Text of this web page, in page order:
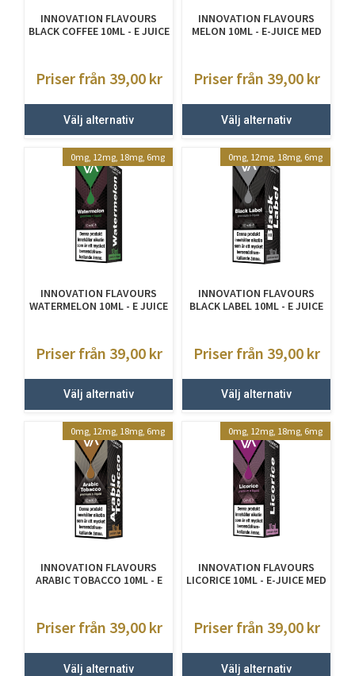
INNOVATION FLAVOURS
BLACK COFFEE 10ML - E JUICE
Priser från 39,00 kr
Välj alternativ
INNOVATION FLAVOURS
MELON 10ML - E-JUICE MED
Priser från 39,00 kr
Välj alternativ
0mg, 12mg, 18mg, 6mg
INNOVATION FLAVOURS
WATERMELON 10ML - E JUICE
Priser från 39,00 kr
Välj alternativ
0mg, 12mg, 18mg, 6mg
INNOVATION FLAVOURS
BLACK LABEL 10ML - E JUICE
Priser från 39,00 kr
Välj alternativ
0mg, 12mg, 18mg, 6mg
INNOVATION FLAVOURS
ARABIC TOBACCO 10ML - E
Priser från 39,00 kr
Välj alternativ
0mg, 12mg, 18mg, 6mg
INNOVATION FLAVOURS
LICORICE 10ML - E-JUICE MED
Priser från 39,00 kr
Välj alternativ